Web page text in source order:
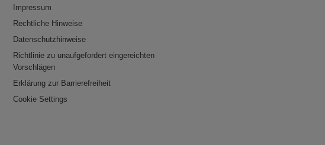
Impressum
Rechtliche Hinweise
Datenschutzhinweise
Richtlinie zu unaufgefordert eingereichten
Vorschlägen
Erklärung zur Barrierefreiheit
Cookie Settings